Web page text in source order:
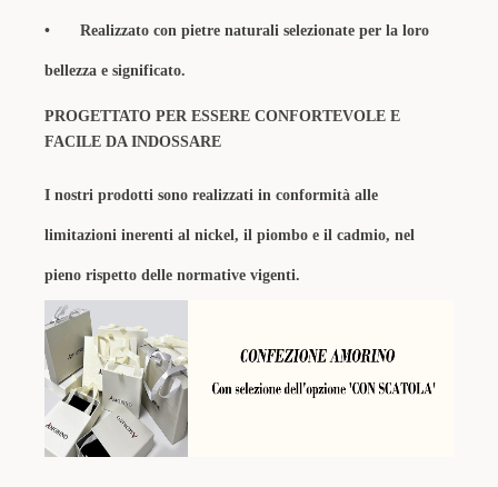
• Realizzato con pietre naturali selezionate per la loro
bellezza e significato.
PROGETTATO PER ESSERE CONFORTEVOLE E
FACILE DA INDOSSARE
I nostri prodotti sono realizzati in conformità alle
limitazioni inerenti al nickel, il piombo e il cadmio, nel
pieno rispetto delle normative vigenti.